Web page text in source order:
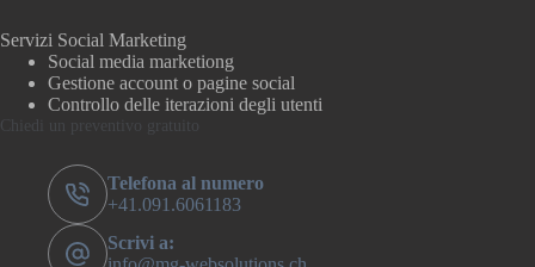
Servizi Social Marketing
Social media marketiong
Gestione account o pagine social
Controllo delle iterazioni degli utenti
Chiedi un preventivo gratuito
Telefona al numero
+41.091.6061183
Scrivi a: